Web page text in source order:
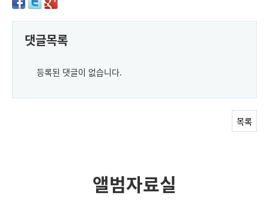
댓글목록
등록된 댓글이 없습니다.
목록
앨범자료실